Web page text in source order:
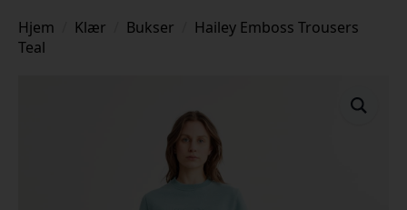
Hjem Klær Bukser
Hailey Emboss Trousers
Teal